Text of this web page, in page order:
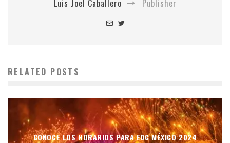
Luis Joel Caballero Publisher
RELATED POSTS
CONOCE LOS HORARIOS PARA EDC MÉXICO 2024